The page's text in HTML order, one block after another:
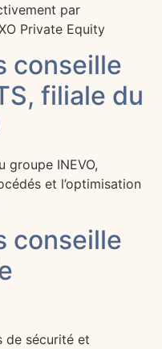
par
Private Equity
conseille
filiale du
groupe INEVO,
et l’optimisation
conseille
de sécurité et